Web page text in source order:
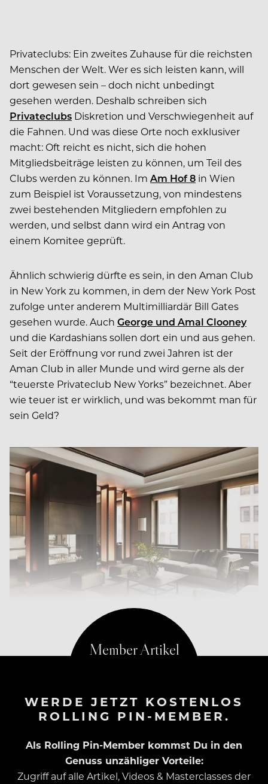
Privateclubs: Ein zweites Zuhause für die reichsten
Menschen der Welt. Wer es sich leisten kann, will
dort gewesen sein – doch nicht unbedingt
gesehen werden. Deshalb schreiben sich
Privateclubs Diskretion und Verschwiegenheit auf
die Fahnen. Und was diese Orte noch exklusiver
macht: Oft reicht es nicht, sich die hohen
Mitgliedsbeiträge leisten zu können, um Teil des
Clubs werden zu können. Im Am Hof 8 in Wien
zum Beispiel ist Voraussetzung, von mindestens
zwei bestehenden Mitgliedern empfohlen zu
werden, und selbst dann wird ein Antrag von
einem Komitee geprüft.
Ähnlich schwierig dürfte es sein, in den Aman Club
in New York zu kommen, in dem der New York Post
zufolge unter anderem Multimilliardär Bill Gates
gesehen wurde. Auch George und Amal Clooney
und die Kardashians sollen dort ein und aus gehen.
Seit der Eröffnung vor rund zwei Jahren ist der
Aman Club in aller Munde und wird gerne als der
“teuerste Privateclub New Yorks” bezeichnet. Aber
wie teuer ist er wirklich, und was bekommt man für
sein Geld?
WERDE JETZT KOSTENLOS
ROLLING PIN-MEMBER.
Als Rolling Pin-Member kommst Du in den
Genuss unzähliger Vorteile:
Zugriff auf alle Artikel, Videos & Masterclasses der